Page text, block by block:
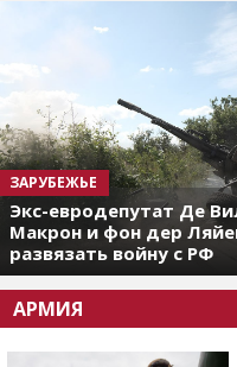
ЗАРУБЕЖЬЕ
Экс-евродепутат Де
Макрон и фон дер
развязать войну с РФ
АРМИЯ